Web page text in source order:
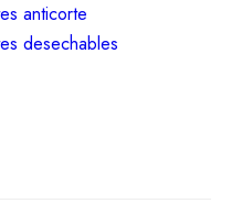
anticorte
desechables